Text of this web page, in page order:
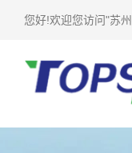
您好!欢迎您访问"苏